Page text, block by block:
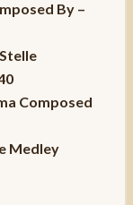
By –
Composed
Medley